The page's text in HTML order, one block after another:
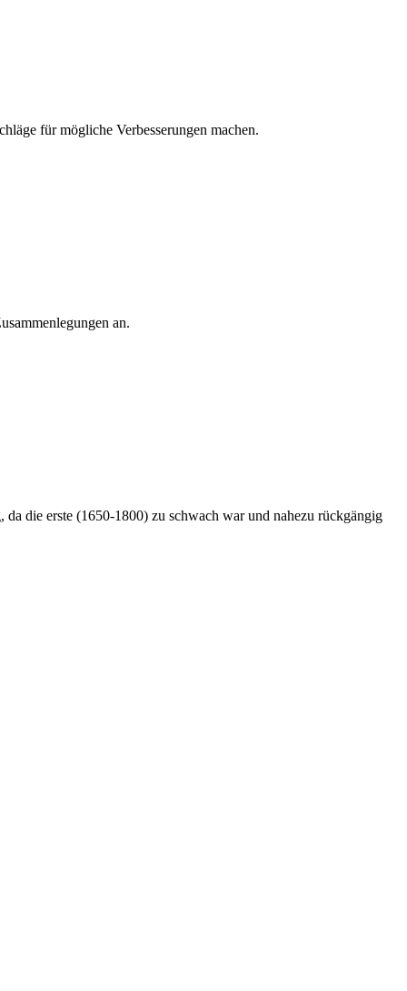
für mögliche Verbesserungen machen.
an.
die erste (1650-1800) zu schwach war und nahezu rückgängig